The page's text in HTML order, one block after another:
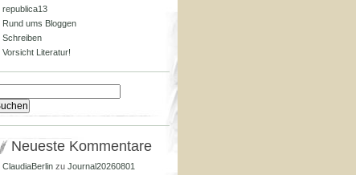
republica13
Rund ums Bloggen
Schreiben
Vorsicht Literatur!
Neueste Kommentare
ClaudiaBerlin zu Journal20260801